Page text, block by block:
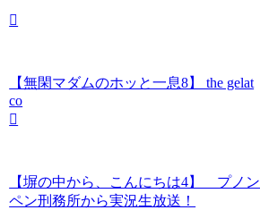
【無閑マダムのホッと一息8】 the gelat
co
【塀の中から、こんにちは4】 プノン
ペン刑務所から実況生放送！